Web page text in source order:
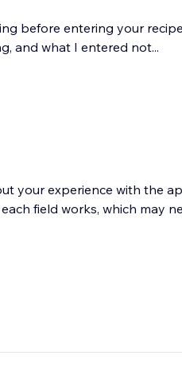
before entering your
and what I entered not...
your experience with the
field works, which may